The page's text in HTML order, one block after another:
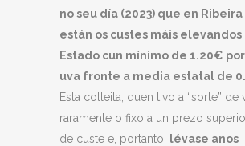
no seu día (2023) que en Ribeira
están os custes máis elevandos
Estado cun mínimo de 1.20€
uva fronte a media estatal de
Esta colleita, quen tivo a “sorte” de
raramente o fixo a un prezo
de custe e, portanto,
lévase anos